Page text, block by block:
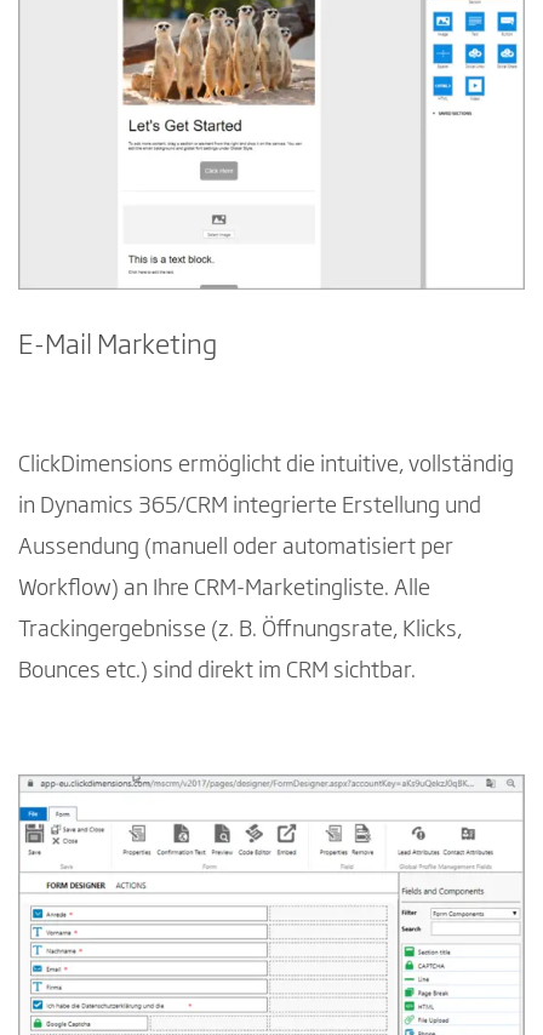
E-Mail Marketing
ClickDimensions ermöglicht die intuitive, vollständig
in Dynamics 365/CRM integrierte Erstellung und
Aussendung (manuell oder automatisiert per
Workflow) an Ihre CRM-Marketingliste. Alle
Trackingergebnisse (z. B. Öffnungsrate, Klicks,
Bounces etc.) sind direkt im CRM sichtbar.